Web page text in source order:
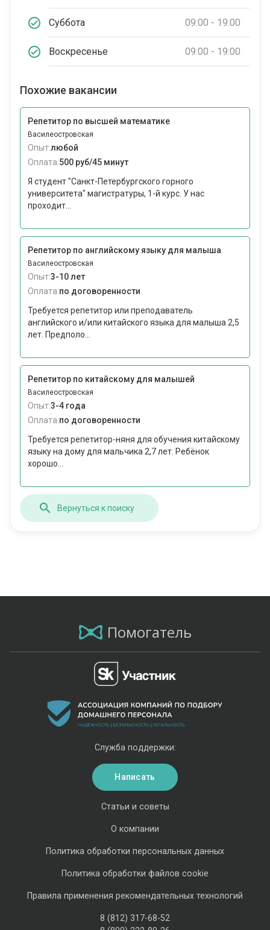
Суббота 09:00 - 19:00
Воскресенье 09:00 - 19:00
Похожие вакансии
Репетитор по высшей математике
Василеостровская
Опыт:любой
Оплата:500 руб/45 минут
Я студент "Санкт-Петербургского горного
университета" магистратуры, 1-й курс. У нас
проходит...
Репетитор по английскому языку для малыша
Василеостровская
Опыт:3-10 лет
Оплата:по договоренности
Требуется репетитор или преподаватель
английского и/или китайского языка для малыша 2,5
лет. Предполо...
Репетитор по китайскому для малышей
Василеостровская
Опыт:3-4 года
Оплата:по договоренности
Требуется репетитор-няня для обучения китайскому
языку на дому для мальчика 2,7 лет. Ребёнок
хорошо...
Вернуться к поиску
Помогатель
Статьи и советы
О компании
Политика обработки персональных данных
Политика обработки файлов cookie
Правила применения рекомендательных технологий
8 (812) 317-68-52
Служба поддержки:
Написать